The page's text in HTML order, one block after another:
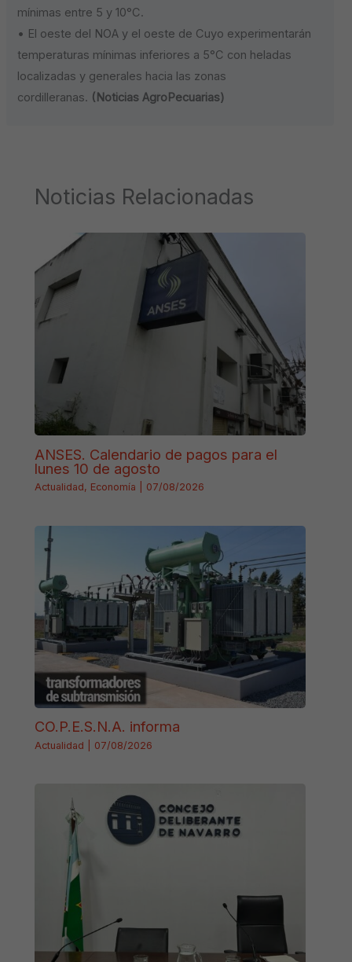
mínimas entre 5 y 10°C.
• El oeste del NOA y el oeste de Cuyo experimentarán
temperaturas mínimas inferiores a 5°C con heladas
localizadas y generales hacia las zonas
cordilleranas. (Noticias AgroPecuarias)
Noticias Relacionadas
ANSES. Calendario de pagos para el
lunes 10 de agosto
Actualidad, Economía 07/08/2026
CO.P.E.S.N.A. informa
Actualidad 07/08/2026